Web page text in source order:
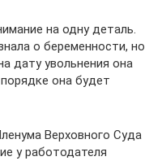
на одну деталь.
о беременности, но
дату увольнения она
она будет
Верховного Суда
у работодателя